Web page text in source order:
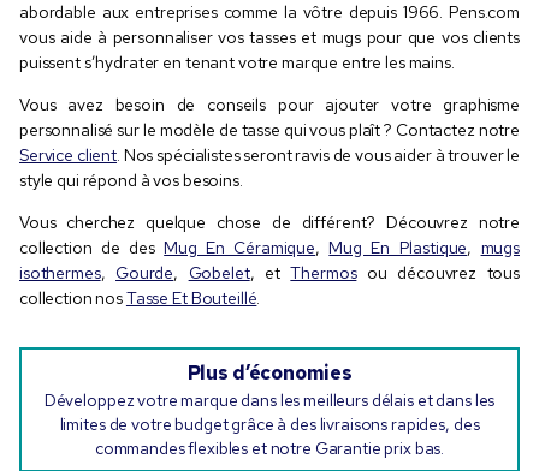
abordable aux entreprises comme la vôtre depuis 1966. Pens.com
vous aide à personnaliser vos tasses et mugs pour que vos clients
puissent s’hydrater en tenant votre marque entre les mains.
Vous avez besoin de conseils pour ajouter votre graphisme
personnalisé sur le modèle de tasse qui vous plaît ? Contactez notre
Service client. Nos spécialistes seront ravis de vous aider à trouver le
style qui répond à vos besoins.
Vous cherchez quelque chose de différent? Découvrez notre
collection de desMug En Céramique,Mug En Plastique, mugs
isothermes, Gourde, Gobelet, etThermosou découvrez tous
collection nosTasse Et Bouteillé.
Plus d’économies
Développez votre marque dans les meilleurs délais et dans les
limites de votre budget grâce à des livraisons rapides, des
commandes flexibles et notre Garantie prix bas.